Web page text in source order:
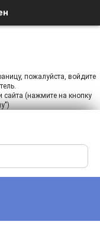
пожалуйста, войдите
сайта (нажмите на кнопку